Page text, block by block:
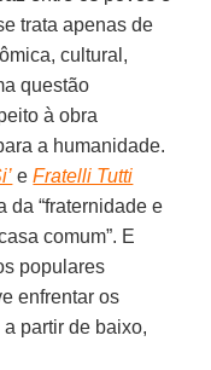
trata apenas de
cultural,
questão
à obra
a humanidade.
eFratelli Tutti
da “fraternidade e
comum”. E
populares
enfrentar os
partir de baixo,